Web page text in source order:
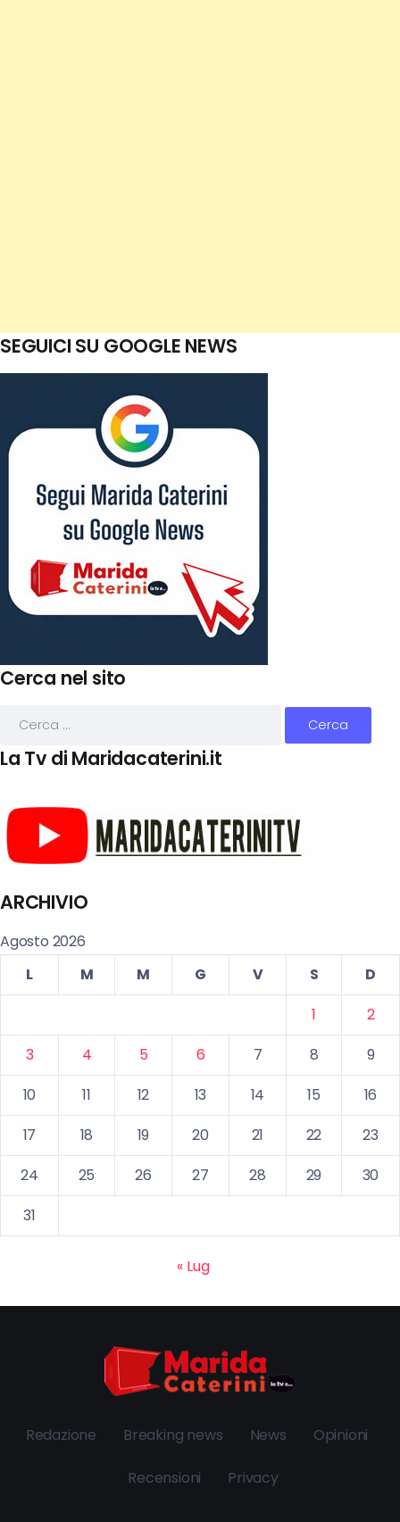
SEGUICI SU GOOGLE NEWS
Cerca nel sito
La Tv di Maridacaterini.it
ARCHIVIO
Agosto 2026
L
M M G V S
D
1
2
3
4 5 6 7 8
9
10
11 12 13 14 15
16
17
18 19 20 21 22
23
24
25 26 27 28 29
30
31
« Lug
Redazione Breaking news News Opinioni
Recensioni Privacy